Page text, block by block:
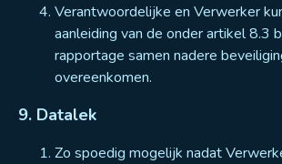
Verantwoordelijke en Verwerker
aanleiding van de onder artikel 8.3
rapportage samen nadere
overeenkomen.
9. Datalek
Zo spoedig mogelijk nadat